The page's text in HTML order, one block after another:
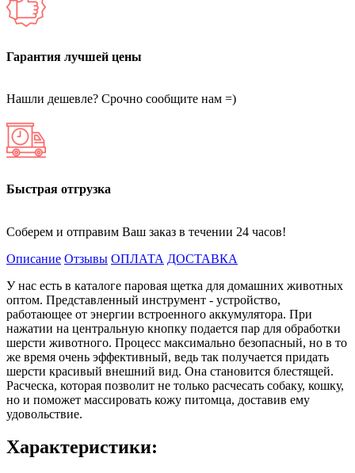
Гарантия лучшей цены
Нашли дешевле? Срочно сообщите нам =)
Быстрая отгрузка
Соберем и отправим Ваш заказ в течении 24 часов!
Описание Отзывы ОПЛАТА ДОСТАВКА
У нас есть в каталоге паровая щетка для домашних животных
оптом. Представленный инструмент - устройство,
работающее от энергии встроенного аккумулятора. При
нажатии на центральную кнопку подается пар для обработки
шерсти животного. Процесс максимально безопасный, но в то
же время очень эффективный, ведь так получается придать
шерсти красивый внешний вид. Она становится блестящей.
Расческа, которая позволит не только расчесать собаку, кошку,
но и поможет массировать кожу питомца, доставив ему
удовольствие.
Характеристики: